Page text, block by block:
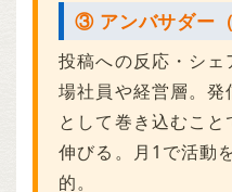
③ アンバサダー
投稿への反応・シ
場社員や経営層。発
として巻き込むこ
伸びる。月1で活動
的。